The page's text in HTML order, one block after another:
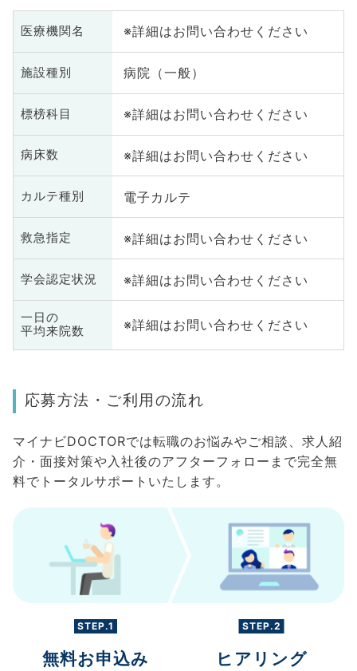
医療機関名 ※詳細はお問い合わせください
施設種別 病院（一般）
標榜科目 ※詳細はお問い合わせください
病床数 ※詳細はお問い合わせください
カルテ種別 電子カルテ
救急指定 ※詳細はお問い合わせください
学会認定状況 ※詳細はお問い合わせください
一日の
平均来院数
※詳細はお問い合わせください
応募方法・ご利用の流れ
マイナビDOCTORでは転職のお悩みやご相談、求人紹
介・面接対策や入社後のアフターフォローまで完全無
料でトータルサポートいたします。
STEP.1
無料お申込み
STEP.2
ヒアリング